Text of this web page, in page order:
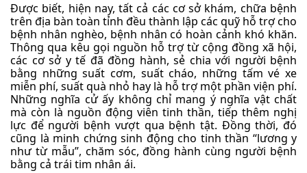
Được biết, hiện nay, tất cả các cơ sở khám, chữa bệnh
trên địa bàn toàn tỉnh đều thành lập các quỹ hỗ trợ cho
bệnh nhân nghèo, bệnh nhân có hoàn cảnh khó khăn.
Thông qua kêu gọi nguồn hỗ trợ từ cộng đồng xã hội,
các cơ sở y tế đã đồng hành, sẻ chia với người bệnh
bằng những suất cơm, suất cháo, những tấm vé xe
miễn phí, suất quà nhỏ hay là hỗ trợ một phần viện phí.
Những nghĩa cử ấy không chỉ mang ý nghĩa vật chất
mà còn là nguồn động viên tinh thần, tiếp thêm nghị
lực để người bệnh vượt qua bệnh tật. Đồng thời, đó
cũng là minh chứng sinh động cho tinh thần “lương y
như từ mẫu”, chăm sóc, đồng hành cùng người bệnh
bằng cả trái tim nhân ái.